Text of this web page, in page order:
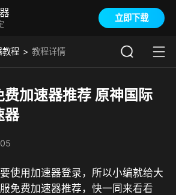
立即下载
教程 教程详情
加速器推荐 原神国际
器
使用加速器登录，所以小编就给大
免费加速器推荐，快一同来看看